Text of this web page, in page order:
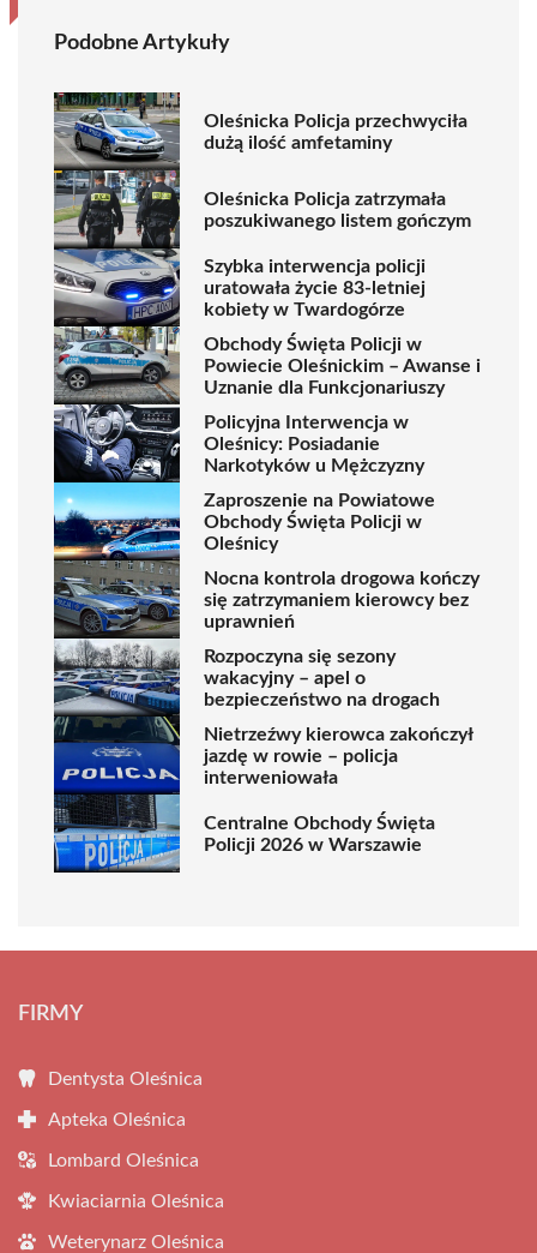
Podobne Artykuły
Oleśnicka Policja przechwyciła
dużą ilość amfetaminy
Oleśnicka Policja zatrzymała
poszukiwanego listem gończym
Szybka interwencja policji
uratowała życie 83-letniej
kobiety w Twardogórze
Obchody Święta Policji w
Powiecie Oleśnickim – Awanse i
Uznanie dla Funkcjonariuszy
Policyjna Interwencja w
Oleśnicy: Posiadanie
Narkotyków u Mężczyzny
Zaproszenie na Powiatowe
Obchody Święta Policji w
Oleśnicy
Nocna kontrola drogowa kończy
się zatrzymaniem kierowcy bez
uprawnień
Rozpoczyna się sezony
wakacyjny – apel o
bezpieczeństwo na drogach
Nietrzeźwy kierowca zakończył
jazdę w rowie – policja
interweniowała
Centralne Obchody Święta
Policji 2026 w Warszawie
FIRMY
Dentysta Oleśnica
Apteka Oleśnica
Lombard Oleśnica
Kwiaciarnia Oleśnica
Weterynarz Oleśnica